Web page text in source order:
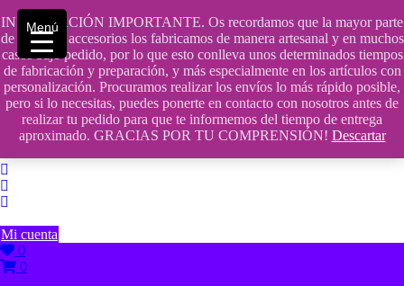
INFORMACIÓN IMPORTANTE. Os recordamos que la mayor parte
de nuestros accesorios los fabricamos de manera artesanal y en muchos
casos bajo pedido, por lo que esto conlleva unos determinados tiempos
de fabricación y preparación, y más especialmente en los artículos con
personalización. Procuramos realizar los envíos lo más rápido posible,
pero si lo necesitas, puedes ponerte en contacto con nosotros antes de
realizar tu pedido para que te informemos del tiempo de entrega
aproximado. GRACIAS POR TU COMPRENSIÓN! Descartar
Saltar
contenido
609241475 SOLO DE 10:00 a 14:00
info@hobbyaescala.com
San Fernando de Henares
10:00 - 14:00
Mi cuenta
0
0
Menú